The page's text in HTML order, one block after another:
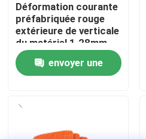
Nous contacter
Nouvelles
Demander un devis
Déformation courante
préfabriquée rouge
extérieure de verticale
du matériel 1.28mm
de voie
envoyer une